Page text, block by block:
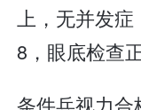
上，无并发症
8，眼底检查
条件兵视力合